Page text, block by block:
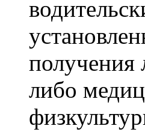
получения
либо